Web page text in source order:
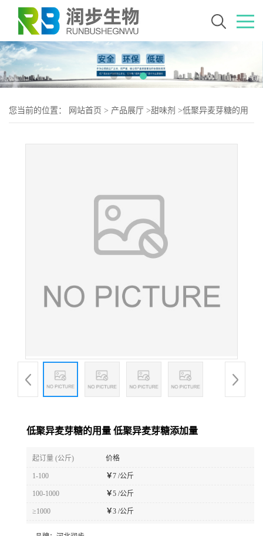
您当前的位置： 网站首页 > 产品展厅 >甜味剂 >低聚异麦芽糖的用
低聚异麦芽糖的用量 低聚异麦芽糖添加量
起订量 (公斤) 价格
1-100 ￥7 /公斤
100-1000 ￥5 /公斤
≥1000 ￥3 /公斤